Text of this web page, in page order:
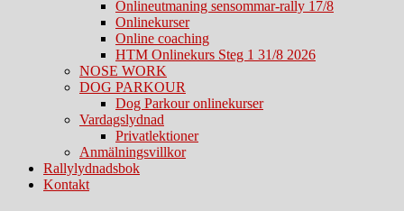
Onlineutmaning sensommar-rally 17/8
Onlinekurser
Online coaching
HTM Onlinekurs Steg 1 31/8 2026
NOSE WORK
DOG PARKOUR
Dog Parkour onlinekurser
Vardagslydnad
Privatlektioner
Anmälningsvillkor
Rallylydnadsbok
Kontakt